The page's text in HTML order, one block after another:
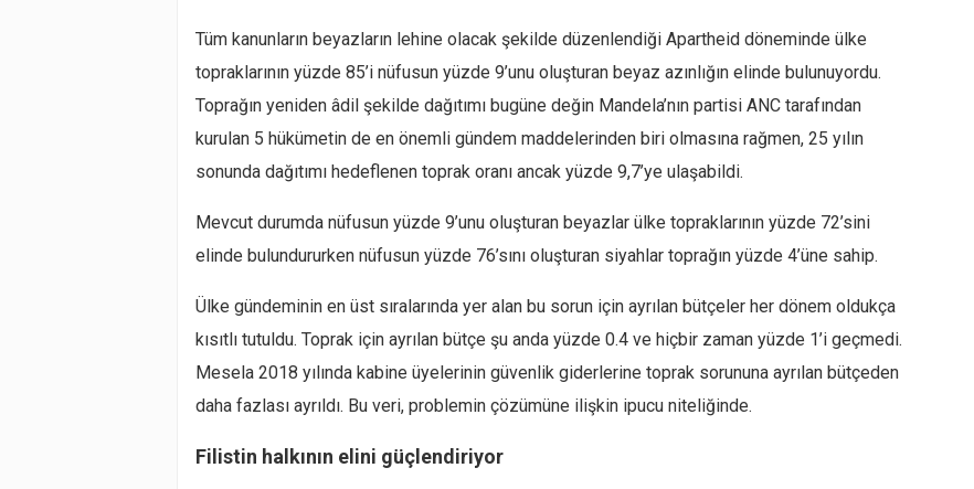
Tüm kanunların beyazların lehine olacak şekilde düzenlendiği Apartheid döneminde ülke
topraklarının yüzde 85’i nüfusun yüzde 9’unu oluşturan beyaz azınlığın elinde bulunuyordu.
Toprağın yeniden âdil şekilde dağıtımı bugüne değin Mandela’nın partisi ANC tarafından
kurulan 5 hükümetin de en önemli gündem maddelerinden biri olmasına rağmen, 25 yılın
sonunda dağıtımı hedeflenen toprak oranı ancak yüzde 9,7’ye ulaşabildi.
Mevcut durumda nüfusun yüzde 9’unu oluşturan beyazlar ülke topraklarının yüzde 72’sini
elinde bulundururken nüfusun yüzde 76’sını oluşturan siyahlar toprağın yüzde 4’üne sahip.
Ülke gündeminin en üst sıralarında yer alan bu sorun için ayrılan bütçeler her dönem oldukça
kısıtlı tutuldu. Toprak için ayrılan bütçe şu anda yüzde 0.4 ve hiçbir zaman yüzde 1’i geçmedi.
Mesela 2018 yılında kabine üyelerinin güvenlik giderlerine toprak sorununa ayrılan bütçeden
daha fazlası ayrıldı. Bu veri, problemin çözümüne ilişkin ipucu niteliğinde.
Filistin halkının elini güçlendiriyor